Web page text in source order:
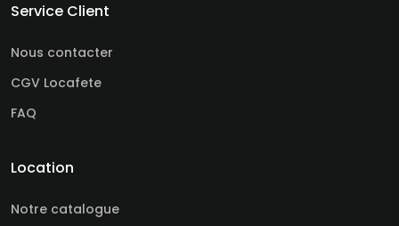
Service Client
Nous contacter
CGV Locafete
FAQ
Location
Notre catalogue